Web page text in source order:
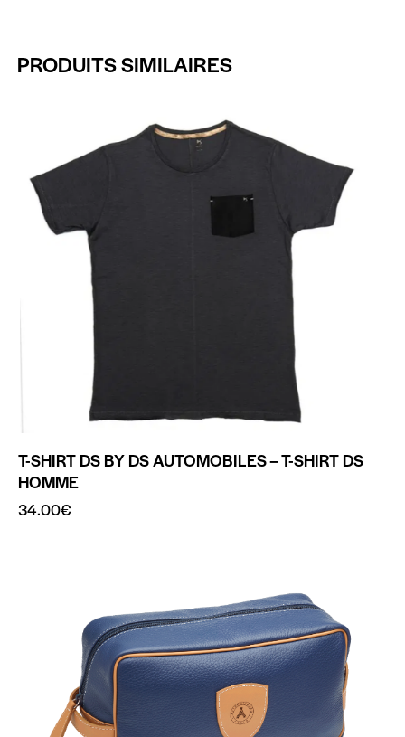
PRODUITS SIMILAIRES
T-SHIRT DS BY DS AUTOMOBILES – T-SHIRT DS
HOMME
34.00€